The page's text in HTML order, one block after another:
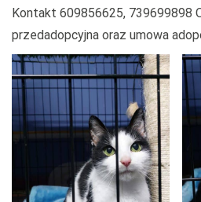
Kontakt 609856625, 739699898
przedadopcyjna oraz umowa